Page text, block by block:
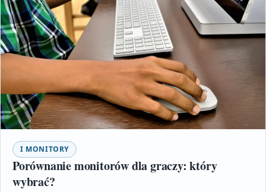
I MONITORY
Porównanie monitorów dla graczy: który
wybrać?